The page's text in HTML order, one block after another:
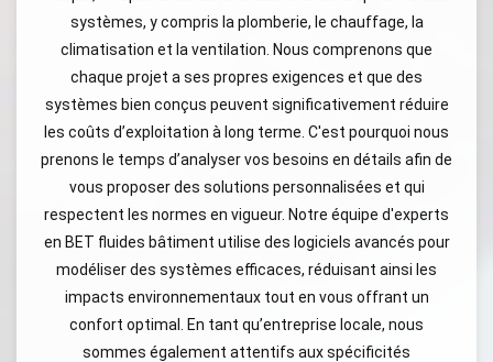
systèmes, y compris la plomberie, le chauffage, la
climatisation et la ventilation. Nous comprenons que
chaque projet a ses propres exigences et que des
systèmes bien conçus peuvent significativement réduire
les coûts d’exploitation à long terme. C'est pourquoi nous
prenons le temps d’analyser vos besoins en détails afin de
vous proposer des solutions personnalisées et qui
respectent les normes en vigueur. Notre équipe d'experts
en BET fluides bâtiment utilise des logiciels avancés pour
modéliser des systèmes efficaces, réduisant ainsi les
impacts environnementaux tout en vous offrant un
confort optimal. En tant qu’entreprise locale, nous
sommes également attentifs aux spécificités